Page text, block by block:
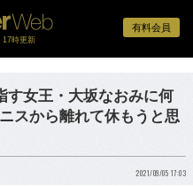
有料会員
17時更新
女王・大坂なおみに何
スから離れて休もうと思
2021/09/05 17:03